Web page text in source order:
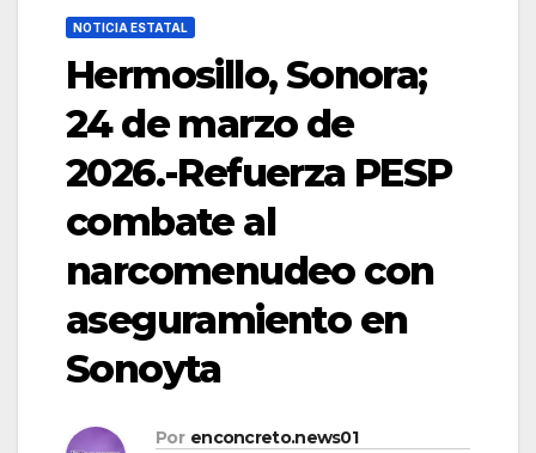
NOTICIA ESTATAL
Hermosillo, Sonora;
24 de marzo de
2026.-Refuerza PESP
combate al
narcomenudeo con
aseguramiento en
Sonoyta
Por enconcreto.news01